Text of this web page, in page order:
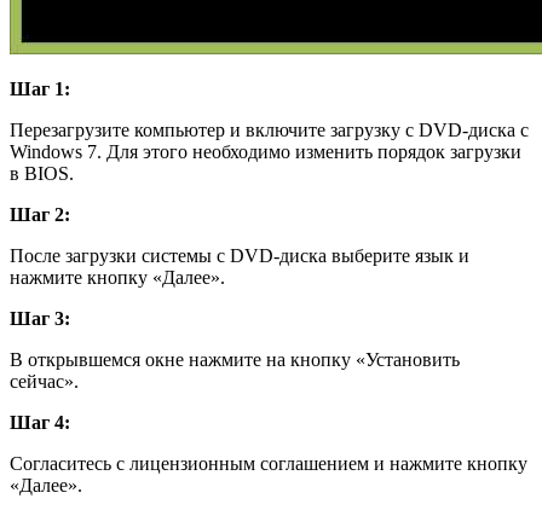
Шаг 1:
Перезагрузите компьютер и включите загрузку с DVD-диска с
Windows 7. Для этого необходимо изменить порядок загрузки
в BIOS.
Шаг 2:
После загрузки системы с DVD-диска выберите язык и
нажмите кнопку «Далее».
Шаг 3:
В открывшемся окне нажмите на кнопку «Установить
сейчас».
Шаг 4:
Согласитесь с лицензионным соглашением и нажмите кнопку
«Далее».